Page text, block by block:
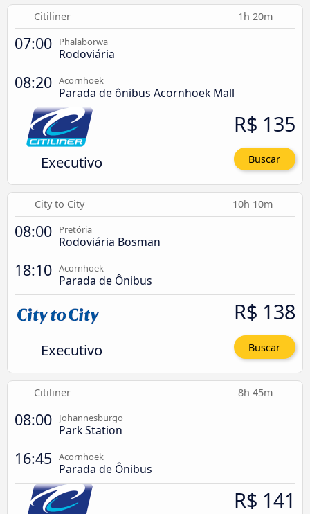
Citiliner 1h 20m
07:00 Phalaborwa
Rodoviária
08:20 Acornhoek
Parada de ônibus Acornhoek Mall
Executivo
R$ 135
Buscar
City to City 10h 10m
08:00 Pretória
Rodoviária Bosman
18:10 Acornhoek
Parada de Ônibus
Executivo
R$ 138
Buscar
Citiliner 8h 45m
08:00 Johannesburgo
Park Station
16:45 Acornhoek
Parada de Ônibus
R$ 141